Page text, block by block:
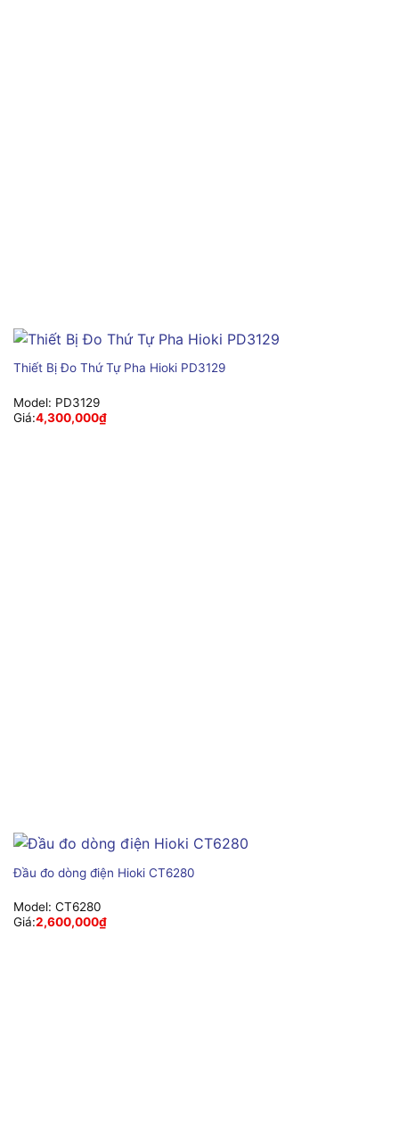
Thiết Bị Đo Thứ Tự Pha Hioki PD3129
Model: PD3129
Giá:4,300,000₫
Đầu đo dòng điện Hioki CT6280
Model: CT6280
Giá:2,600,000₫